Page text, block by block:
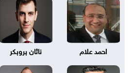
احمد علام ناثان بروبكر